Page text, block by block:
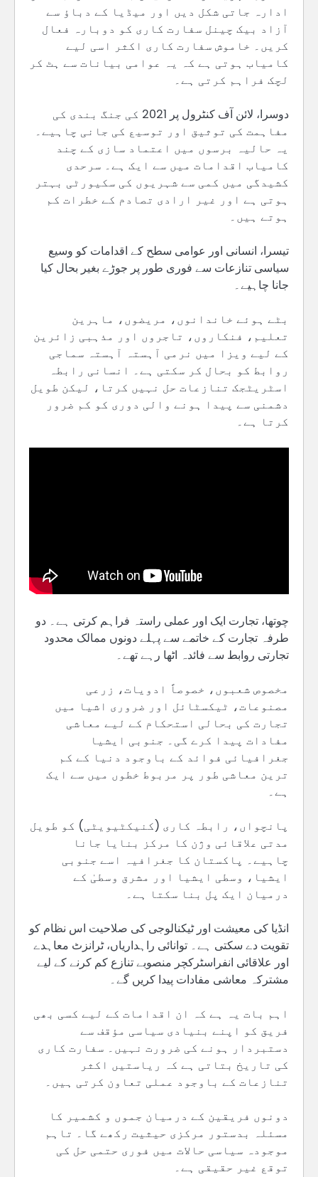
ادارہ جاتی شکل دیں اور میڈیا کے دباؤ سے
آزاد بیک چینل سفارت کاری کو دوبارہ فعال
کریں۔ خاموش سفارت کاری اکثر اسی لیے
کامیاب ہوتی ہے کہ یہ عوامی بیانات سے ہٹ کر
لچک فراہم کرتی ہے۔
دوسرا، لائن آف کنٹرول پر 2021 کی جنگ بندی کی
مفاہمت کی توثیق اور توسیع کی جانی چاہیے۔
یہ حالیہ برسوں میں اعتماد سازی کے چند
کامیاب اقدامات میں سے ایک ہے۔ سرحدی
کشیدگی میں کمی سے شہریوں کی سکیورٹی بہتر
ہوتی ہے اور غیر ارادی تصادم کے خطرات کم
ہوتے ہیں۔
تیسرا، انسانی اور عوامی سطح کے اقدامات کو وسیع
سیاسی تنازعات سے فوری طور پر جوڑے بغیر بحال کیا
جانا چاہیے۔
بٹے ہوئے خاندانوں، مریضوں، ماہرین
تعلیم، فنکاروں، تاجروں اور مذہبی زائرین
کے لیے ویزا میں نرمی آہستہ آہستہ سماجی
روابط کو بحال کر سکتی ہے۔ انسانی رابطہ
اسٹریٹجک تنازعات حل نہیں کرتا، لیکن طویل
دشمنی سے پیدا ہونے والی دوری کو کم ضرور
کرتا ہے۔
چوتھا، تجارت ایک اور عملی راستہ فراہم کرتی ہے۔ دو
طرفہ تجارت کے خاتمے سے پہلے دونوں ممالک محدود
تجارتی روابط سے فائدہ اٹھا رہے تھے۔
مخصوص شعبوں، خصوصاً ادویات، زرعی
مصنوعات، ٹیکسٹائل اور ضروری اشیا میں
تجارت کی بحالی استحکام کے لیے معاشی
مفادات پیدا کرے گی۔ جنوبی ایشیا
جغرافیائی فوائد کے باوجود دنیا کے کم
ترین معاشی طور پر مربوط خطوں میں سے ایک
ہے۔
پانچواں، رابطہ کاری (کنیکٹیویٹی) کو طویل
مدتی علاقائی وژن کا مرکز بنایا جانا
چاہیے۔ پاکستان کا جغرافیہ اسے جنوبی
ایشیا، وسطی ایشیا اور مشرق وسطیٰ کے
درمیان ایک پل بنا سکتا ہے۔
انڈیا کی معیشت اور ٹیکنالوجی کی صلاحیت اس نظام کو
تقویت دے سکتی ہے۔ توانائی راہداریاں، ٹرانزٹ معاہدے
اور علاقائی انفراسٹرکچر منصوبے تنازع کم کرنے کے لیے
مشترکہ معاشی مفادات پیدا کریں گے۔
اہم بات یہ ہے کہ ان اقدامات کے لیے کسی بھی
فریق کو اپنے بنیادی سیاسی مؤقف سے
دستبردار ہونے کی ضرورت نہیں۔ سفارت کاری
کی تاریخ بتاتی ہے کہ ریاستیں اکثر
تنازعات کے باوجود عملی تعاون کرتی ہیں۔
دونوں فریقین کے درمیان جموں و کشمیر کا
مسئلہ بدستور مرکزی حیثیت رکھے گا۔ تاہم
موجودہ سیاسی حالات میں فوری حتمی حل کی
توقع غیر حقیقی ہے۔